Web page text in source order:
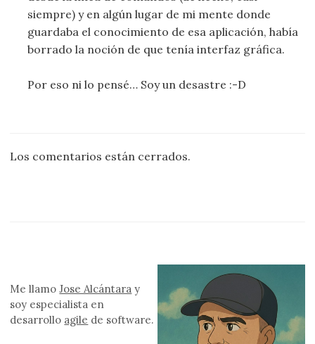
siempre) y en algún lugar de mi mente donde
guardaba el conocimiento de esa aplicación, había
borrado la noción de que tenía interfaz gráfica.
Por eso ni lo pensé… Soy un desastre :-D
Los comentarios están cerrados.
Me llamoJose Alcántara y
soy especialista en
desarrollo agile de software.